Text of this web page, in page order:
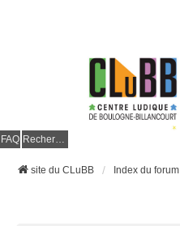
FAQ Rechercher
site du CLuBB Index du forum